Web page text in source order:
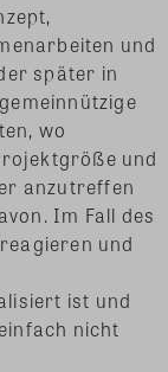
und
später in
wo
und
anzutreffen
Im Fall des
und
ist und
nicht